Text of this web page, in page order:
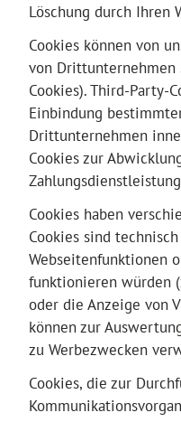
Löschung durch Ihren
Cookies können von
von Drittunternehmen
Cookies). Third-Party-
Einbindung
Drittunternehmen
Cookies zur
Cookies haben
Cookies sind
Webseitenfunktionen
funktionieren würden
oder die Anzeige von
können zur
zu Werbezwecken
Cookies, die zur